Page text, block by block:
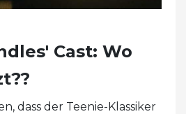
Cast: Wo
dass der Teenie-Klassiker